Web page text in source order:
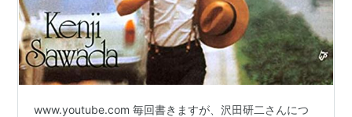
www.youtube.com 毎回書きますが、沢田研二さんにつ